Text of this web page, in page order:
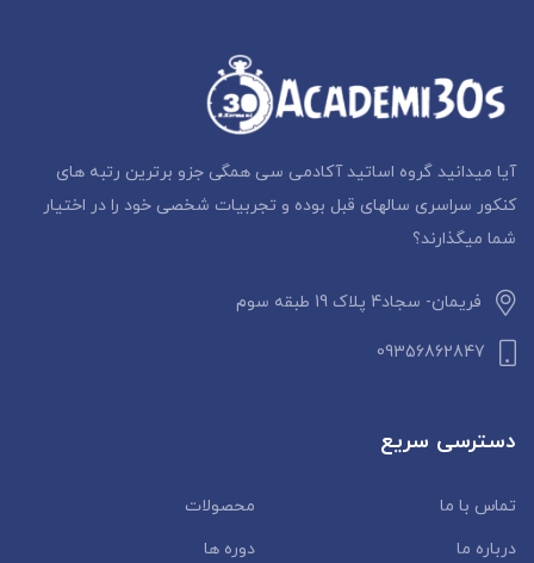
آیا میدانید گروه اساتید آکادمی سی همگی جزو برترین رتبه های
کنکور سراسری سالهای قبل بوده و تجربیات شخصی خود را در اختیار
شما میگذارند؟
فریمان- سجاد4 پلاک 19 طبقه سوم
09356862847
دسترسی سریع
تماس با ما
محصولات
درباره ما
دوره ها